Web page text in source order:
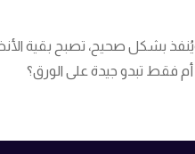
ويُنفذ بشكل صحيح، تصبح بقية
فقط تبدو جيدة على الورق؟